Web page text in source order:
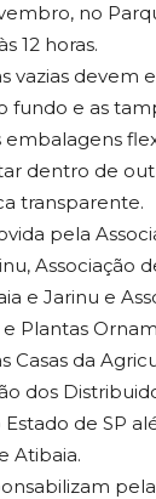
no
12 horas.
vazias devem
fundo e as
embalagens
dentro de
transparente.
pela
Associação
e Jarinu e
Plantas
Casas da
dos
de SP
Atibaia.